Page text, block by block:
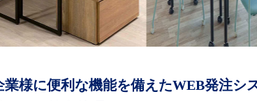
様に便利な機能を備えたWEB発注シ